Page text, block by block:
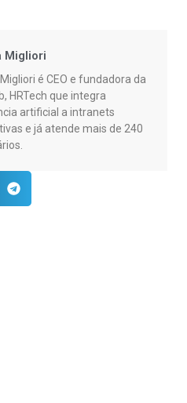
Migliori
é CEO e fundadora da
HRTech que integra
artificial a intranets
e já atende mais de 240